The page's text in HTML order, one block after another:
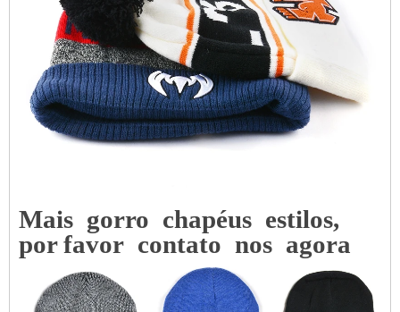
Mais gorro chapéus estilos,
por favor contato nos agora